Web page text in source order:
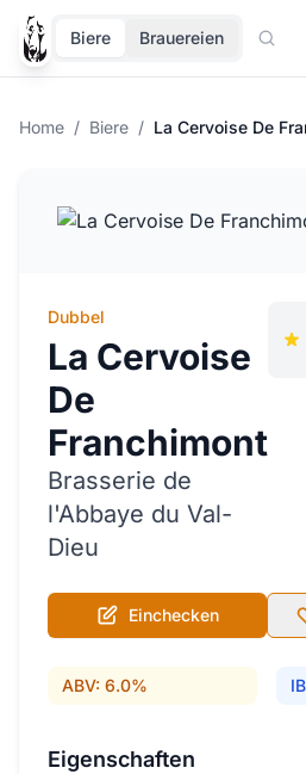
Biere Brauereien
Home / Biere / La Cervoise De
Dubbel
La Cervoise
De
Franchimont
Brasserie de
l'Abbaye du Val-
Dieu
Einchecken
ABV: 6.0%
Eigenschaften